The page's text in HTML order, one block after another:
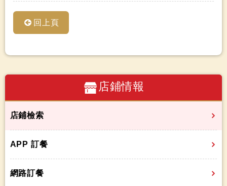
回上頁
店鋪情報
店鋪檢索
APP 訂餐
網路訂餐